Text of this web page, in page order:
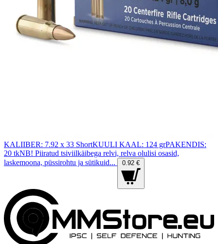
KALIIBER: 7.92 x 33 ShortKUULI KAAL: 124 grPAKENDIS:
20 tkNB! Piiratud tsiviilkäibega relvi, relva olulisi osasid,
laskemoona, püssirohtu ja sütikuid...
0.92 €